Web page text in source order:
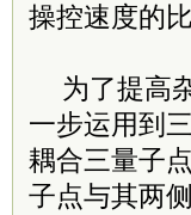
操控速度的
为了提高
一步运用到
耦合三量子
子点与其两